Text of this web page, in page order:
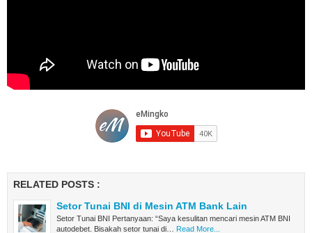
RELATED POSTS :
Setor Tunai BNI di Mesin ATM Bank Lain
Setor Tunai BNI Pertanyaan: “Saya kesulitan mencari mesin ATM BNI
autodebet. Bisakah setor tunai di…
Read More...